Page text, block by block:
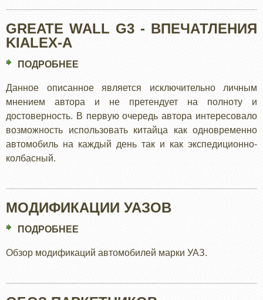
GREATE WALL G3 - ВПЕЧАТЛЕНИЯ
KIALEX-А
ПОДРОБНЕЕ
WALL
G3
-
ВПЕЧАТЛЕНИЯ
KIALEX-
Данное описанное является исключительно личным
мнением автора и не претендует на полноту и
достоверность. В первую очередь автора интересовало
возможность использовать китайца как одновременно
автомобиль на каждый день так и как экспедиционно-
колбасный.
МОДИФИКАЦИИ УАЗОВ
ПОДРОБНЕЕ
УАЗОВ
Обзор модификаций автомобилей марки УАЗ.